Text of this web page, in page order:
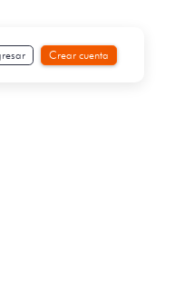
Crear cuenta